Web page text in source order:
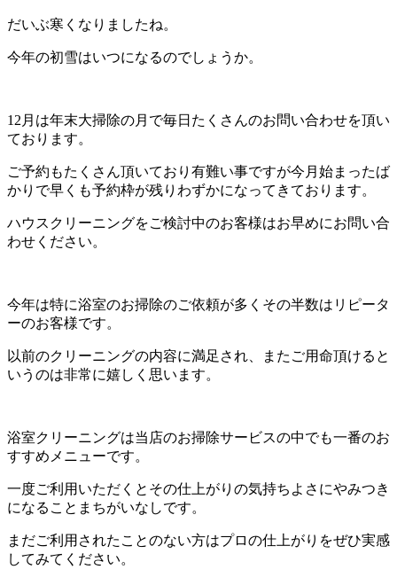
だいぶ寒くなりましたね。
今年の初雪はいつになるのでしょうか。
12月は年末大掃除の月で毎日たくさんのお問い合わせを頂い
ております。
ご予約もたくさん頂いており有難い事ですが今月始まったば
かりで早くも予約枠が残りわずかになってきております。
ハウスクリーニングをご検討中のお客様はお早めにお問い合
わせください。
今年は特に浴室のお掃除のご依頼が多くその半数はリピータ
ーのお客様です。
以前のクリーニングの内容に満足され、またご用命頂けると
いうのは非常に嬉しく思います。
浴室クリーニングは当店のお掃除サービスの中でも一番のお
すすめメニューです。
一度ご利用いただくとその仕上がりの気持ちよさにやみつき
になることまちがいなしです。
まだご利用されたことのない方はプロの仕上がりをぜひ実感
してみてください。